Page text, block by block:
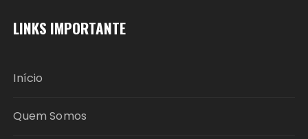
LINKS IMPORTANTE
Início
Quem Somos